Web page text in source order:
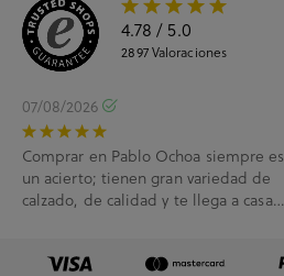
4.78 / 5.0
2897Valoraciones
07/08/2026
Comprar en Pablo Ochoa siempre es
un acierto; tienen gran variedad de
calzado, de calidad y te llega a casa